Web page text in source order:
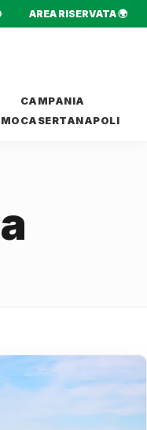
AREA RISERVATA 🌍
CAMPANIA
CASERTANAPOLI